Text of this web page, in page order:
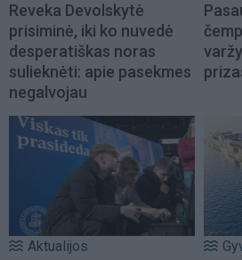
Reveka Devolskytė
prisiminė, iki ko nuvedė
desperatiškas noras
sulieknėti: apie pasekmes
negalvojau
Aktualijos